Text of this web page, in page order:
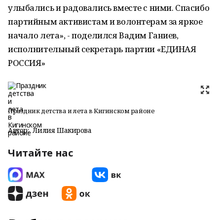
улыбались и радовались вместе с ними. Спасибо
партийным активистам и волонтерам за яркое
начало лета», - поделился Вадим Ганиев,
исполнительный секретарь партии «ЕДИНАЯ
РОССИЯ»
Праздник детства и лета в Кигинском районе
Автор: Лилия Шакирова
Читайте нас